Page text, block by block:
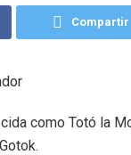
Compartir
como Totó la